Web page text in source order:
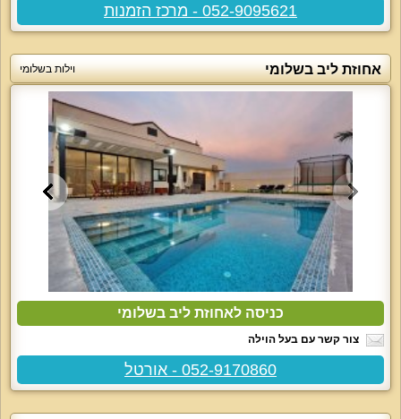
052-9095621 - מרכז הזמנות
אחוזת ליב בשלומי וילות בשלומי
כניסה לאחוזת ליב בשלומי
צור קשר עם בעל הוילה
052-9170860 - אורטל